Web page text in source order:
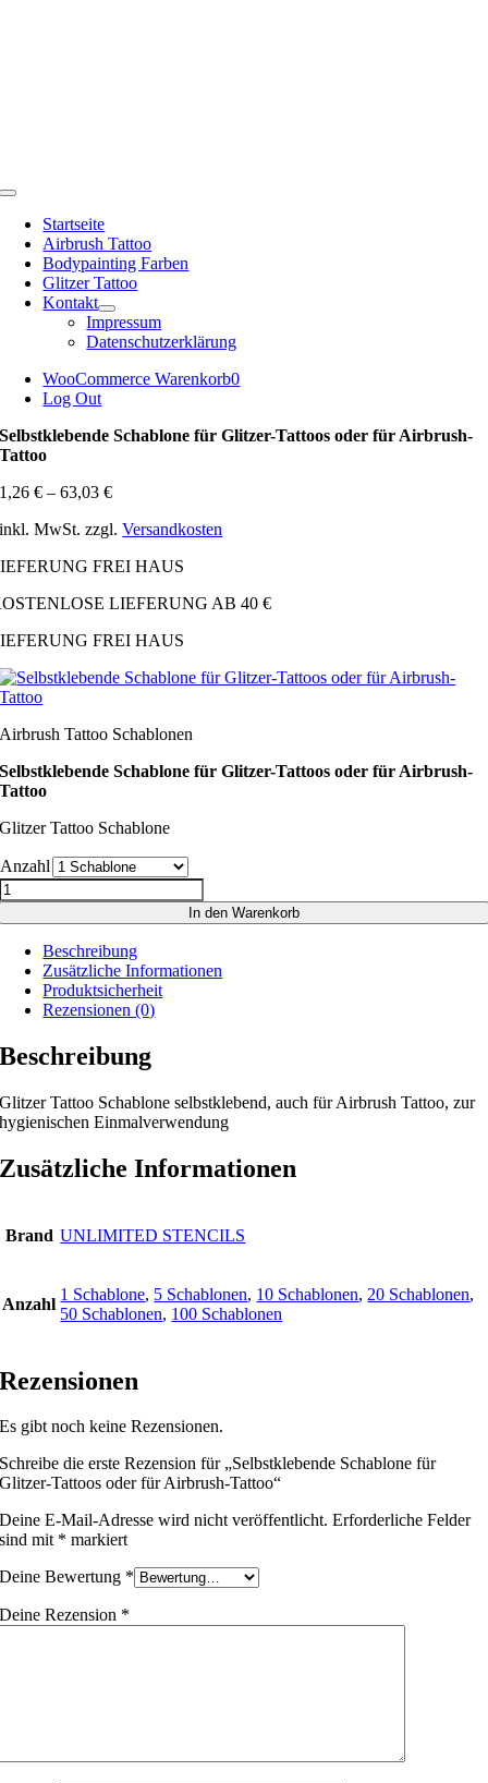
Toggle
NavigationStartseite
Airbrush Tattoo
Bodypainting Farben
Glitzer Tattoo
Kontakt
Impressum
Datenschutzerklärung
WooCommerce Warenkorb0
Log Out
Selbstklebende Schablone für Glitzer-Tattoos oder für Airbrush-
Tattoo
1,26€ –63,03€
inkl. MwSt. zzgl.Versandkosten
FREI HAUS
LIEFERUNG AB 40 €
FREI HAUS
Airbrush Tattoo Schablonen
Selbstklebende Schablone für Glitzer-Tattoos oder für Airbrush-
Tattoo
Glitzer Tattoo Schablone
Anzahl
In den Warenkorb
Beschreibung
Zusätzliche Informationen
Produktsicherheit
Rezensionen (0)
Beschreibung
Glitzer Tattoo Schablone selbstklebend, auch für Airbrush Tattoo, zur
hygienischen Einmalverwendung
Zusätzliche Informationen
Brand UNLIMITED STENCILS
Anzahl
1 Schablone, 5 Schablonen, 10 Schablonen, 20 Schablonen,
50 Schablonen, 100 Schablonen
Rezensionen
Es gibt noch keine Rezensionen.
Schreibe die erste Rezension für „Selbstklebende Schablone für
Glitzer-Tattoos oder für Airbrush-Tattoo“
Deine E-Mail-Adresse wird nicht veröffentlicht. Erforderliche Felder
sind mit * markiert
Deine Bewertung *
Deine Rezension *